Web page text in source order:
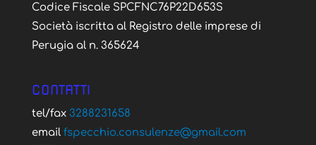
Codice Fiscale SPCFNC76P22D653S
Società iscritta al Registro delle imprese di
Perugia al n. 365624
CONTATTI
tel/fax 3288231658
email fspecchio.consulenze@gmail.com